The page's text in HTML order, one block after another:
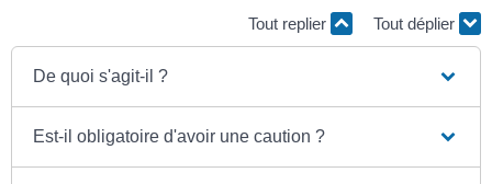
Tout replier Tout déplier
De quoi s'agit-il ?
Est-il obligatoire d'avoir une caution ?